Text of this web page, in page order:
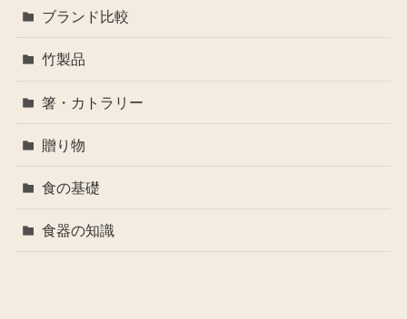
ブランド比較
竹製品
箸・カトラリー
贈り物
食の基礎
食器の知識